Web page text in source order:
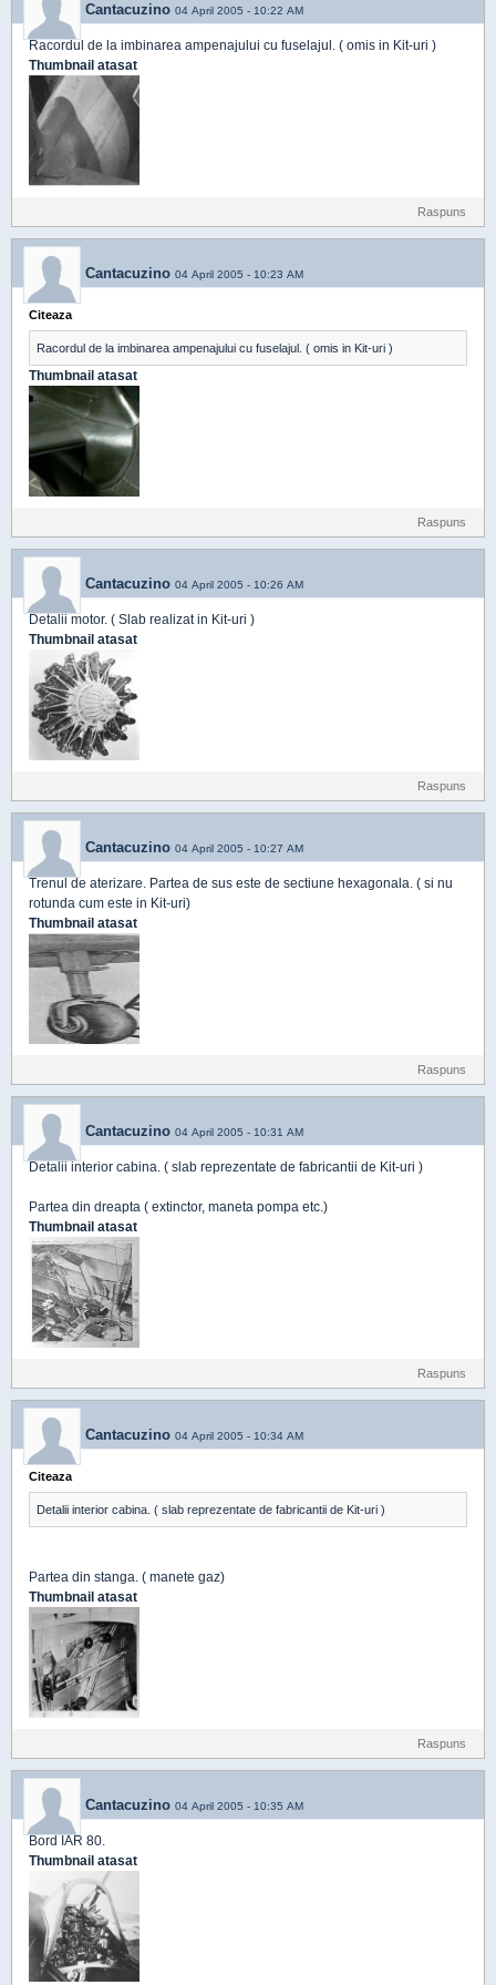
Cantacuzino 04 April 2005 - 10:22 AM
Racordul de la imbinarea ampenajului cu fuselajul. ( omis in Kit-uri )
Thumbnail atasat
Raspuns
Cantacuzino 04 April 2005 - 10:23 AM
Citeaza
Racordul de la imbinarea ampenajului cu fuselajul. ( omis in Kit-uri )
Thumbnail atasat
Raspuns
Cantacuzino 04 April 2005 - 10:26 AM
Detalii motor. ( Slab realizat in Kit-uri )
Thumbnail atasat
Raspuns
Cantacuzino 04 April 2005 - 10:27 AM
Trenul de aterizare. Partea de sus este de sectiune hexagonala. ( si nu
rotunda cum este in Kit-uri)
Thumbnail atasat
Raspuns
Cantacuzino 04 April 2005 - 10:31 AM
Detalii interior cabina. ( slab reprezentate de fabricantii de Kit-uri )
Partea din dreapta ( extinctor, maneta pompa etc.)
Thumbnail atasat
Raspuns
Cantacuzino 04 April 2005 - 10:34 AM
Citeaza
Detalii interior cabina. ( slab reprezentate de fabricantii de Kit-uri )
Partea din stanga. ( manete gaz)
Thumbnail atasat
Raspuns
Cantacuzino 04 April 2005 - 10:35 AM
Bord IAR 80.
Thumbnail atasat